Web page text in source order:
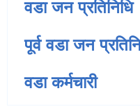
वडा जन प्रतिनिधि
पूर्व वडा जन
वडा कर्मचारी